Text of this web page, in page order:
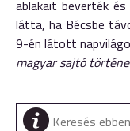
ablakait beverték
látta, ha Bécsbe
9-én látott
magyar sajtó